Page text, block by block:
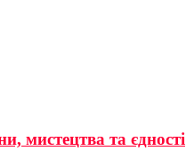
мистецтва та єдності